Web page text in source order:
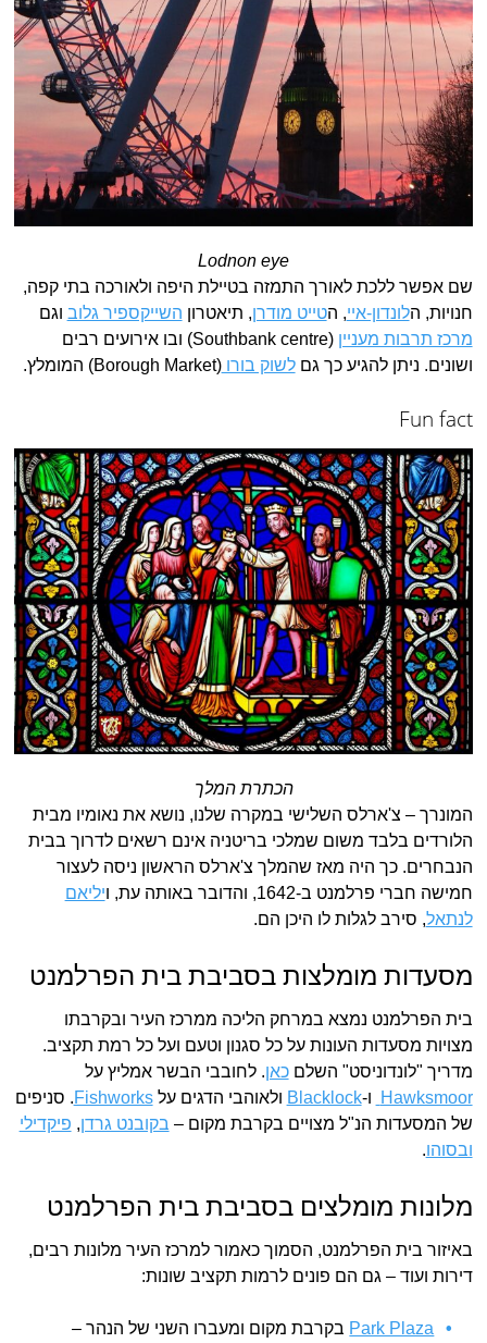
Lodnon eye
שם אפשר ללכת לאורך התמזה בטיילת היפה ולאורכה בתי קפה,
חנויות, הלונדון-איי, הטייט מודרן, תיאטרון השייקספיר גלוב וגם
מרכז תרבות מעניין
(Southbank centre) ובו אירועים רבים
ושונים. ניתן להגיע כך גםלשוק בורו(Borough Market) המומלץ.
Fun fact
הכתרת המלך
המונרך – צ'ארלס השלישי במקרה שלנו, נושא את נאומיו מבית
הלורדים בלבד משום שמלכי בריטניה אינם רשאים לדרוך בבית
הנבחרים. כך היה מאז שהמלך צ'ארלס הראשון ניסה לעצור
חמישה חברי פרלמנט ב-1642, והדובר באותה עת, ו
יליאם
לנתאל, סירב לגלות לו היכן הם.
מסעדות מומלצות בסביבת בית הפרלמנט
בית הפרלמנט נמצא במרחק הליכה ממרכז העיר ובקרבתו
מצויות מסעדות העונות על כל סגנון וטעם ועל כל רמת תקציב.
מדריך "לונדוניסט" השלםכאן. לחובבי הבשר אמליץ על
Hawksmoor
ו-Blacklock ולאוהבי הדגים עלFishworks. סניפים
של המסעדות הנ"ל מצויים בקרבת מקום – בקובנט גרדן, פיקדילי
ובסוהו.
מלונות מומלצים בסביבת בית הפרלמנט
באיזור בית הפרלמנט, הסמוך כאמור למרכז העיר מלונות רבים,
דירות ועוד – גם הם פונים לרמות תקציב שונות:
Park Plaza בקרבת מקום ומעברו השני של הנהר –